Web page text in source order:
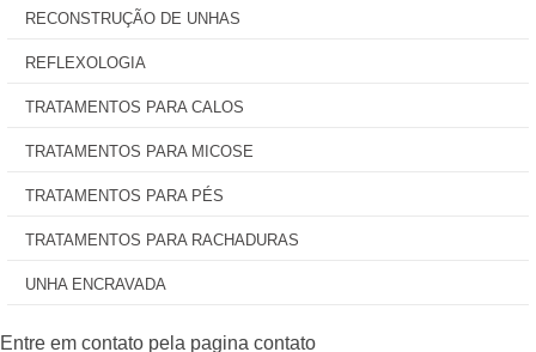
RECONSTRUÇÃO DE UNHAS
REFLEXOLOGIA
TRATAMENTOS PARA CALOS
TRATAMENTOS PARA MICOSE
TRATAMENTOS PARA PÉS
TRATAMENTOS PARA RACHADURAS
UNHA ENCRAVADA